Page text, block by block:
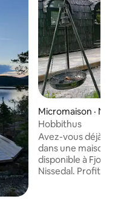
Micromaison ·
Hobbithus
Avez-vous déjà
dans une maison
disponible à
Nissedal. Profitez de l'air frais et admirez